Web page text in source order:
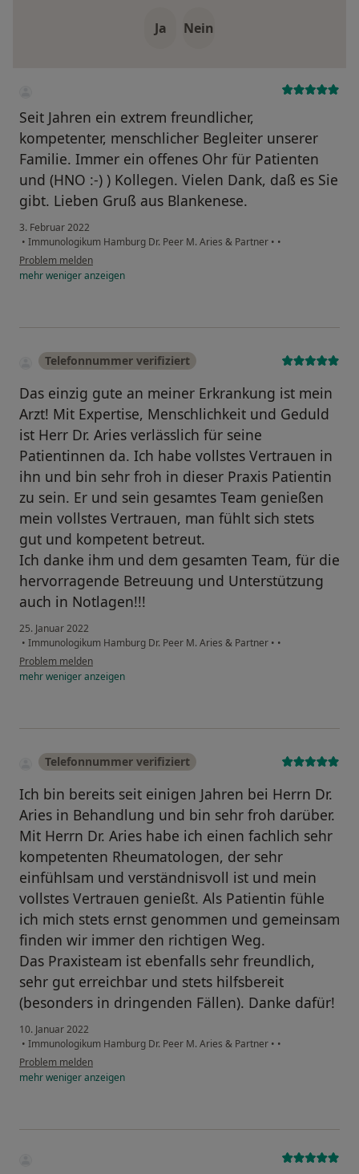
Ja Nein
Seit Jahren ein extrem freundlicher,
kompetenter, menschlicher Begleiter unserer
Familie. Immer ein offenes Ohr für Patienten
und (HNO :-) ) Kollegen. Vielen Dank, daß es Sie
gibt. Lieben Gruß aus Blankenese.
3. Februar 2022
• Immunologikum Hamburg Dr. Peer M. Aries & Partner • •
Problem melden
mehrwenigeranzeigen
Telefonnummer verifiziert
Das einzig gute an meiner Erkrankung ist mein
Arzt! Mit Expertise, Menschlichkeit und Geduld
ist Herr Dr. Aries verlässlich für seine
Patientinnen da. Ich habe vollstes Vertrauen in
ihn und bin sehr froh in dieser Praxis Patientin
zu sein. Er und sein gesamtes Team genießen
mein vollstes Vertrauen, man fühlt sich stets
gut und kompetent betreut.
Ich danke ihm und dem gesamten Team, für die
hervorragende Betreuung und Unterstützung
auch in Notlagen!!!
25. Januar 2022
• Immunologikum Hamburg Dr. Peer M. Aries & Partner • •
Problem melden
mehrwenigeranzeigen
Telefonnummer verifiziert
Ich bin bereits seit einigen Jahren bei Herrn Dr.
Aries in Behandlung und bin sehr froh darüber.
Mit Herrn Dr. Aries habe ich einen fachlich sehr
kompetenten Rheumatologen, der sehr
einfühlsam und verständnisvoll ist und mein
vollstes Vertrauen genießt. Als Patientin fühle
ich mich stets ernst genommen und gemeinsam
finden wir immer den richtigen Weg.
Das Praxisteam ist ebenfalls sehr freundlich,
sehr gut erreichbar und stets hilfsbereit
(besonders in dringenden Fällen). Danke dafür!
10. Januar 2022
• Immunologikum Hamburg Dr. Peer M. Aries & Partner • •
Problem melden
mehrwenigeranzeigen